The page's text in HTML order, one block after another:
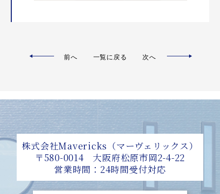
前へ 一覧に戻る 次へ
株式会社Mavericks（マーヴェリックス）
〒580-0014 大阪府松原市岡2-4-22
営業時間：24時間受付対応